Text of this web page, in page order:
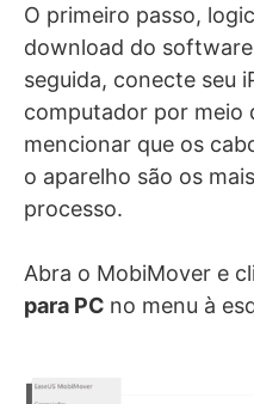
O primeiro passo,
download do
seguida, conecte seu
computador por meio
mencionar que os
o aparelho são os
processo.
Abra o MobiMover e
para PC no menu à